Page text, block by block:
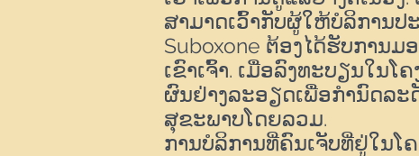
ສາມາດເວົ້າກັບຜູ້ໃຫ້ບໍລິການປ
Suboxone ຕ້ອງໄດ້ຮັບການ
ເຂົາເຈົ້າ. ເມື່ອລົງທະບຽນໃນໂ
ຜົນຢ່າງລະອຽດເພື່ອກໍານົດລະ
ສຸຂະພາບໂດຍລວມ.
ການບໍລິການທີ່ຄົນເຈັບທີ່ຢູ່ໃນໂ